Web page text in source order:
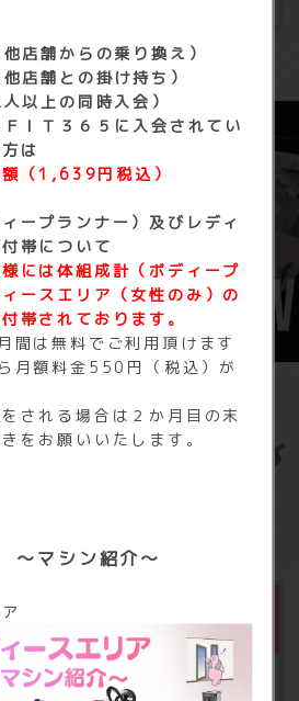
はFIT365イオン今治のものになりま
ヨタグランドの
2,980円（税込3,278円）
店舗からの乗り換え）
店舗との掛け持ち）
以上の同時入会）
ＩＴ３６５に入会されてい
は
（1,639円税込）
ープランナー）及びレディ
帯について
には体組成計（ボディープ
ィースエリア（女性のみ）の
帯されております。
間は無料でご利用頂けます
月額料金550円（税込）が
される場合は２か月目の末
をお願いいたします。
マシン紹介～